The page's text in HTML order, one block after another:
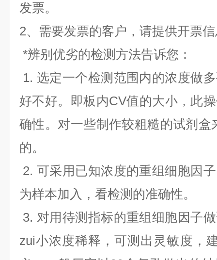
发票。
2、需要发票的客户，请提供开票
*辨别优劣的检测方法告诉您：
1. 选定一个检测范围内的浓度做
好不好。即板内CV值的大小，此
确性。对一些制作较粗糙的试剂盒
的。
2. 可采用已知浓度的重组细胞因
为样本加入，看检测的准确性。
3. 对用待测指标的重组细胞因子
zui小浓度稀释，可测出灵敏度，